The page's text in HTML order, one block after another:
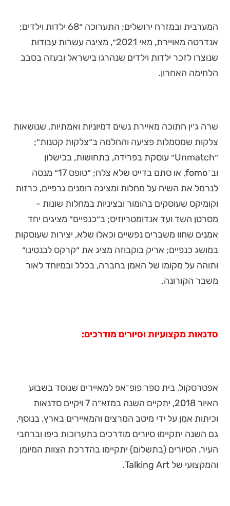
המערבית ובמזרח ירושלים; התערוכה ״68 ילדות וילדים:
אנדרטה מאויירת, מאי 2021״, מציגה עשרות עבודות
שנוצרו לזכר ילדות וילדים שנהרגו בישראל ובעזה בסבב
הלחימה האחרון.
שרה ג׳ין חתוכה מאיירת נשים דמיוניות ואמתיות, שנושאות
צלקות שמסמלות פציעה והחלמה ב״צלקות קטנות״;
״Unmatch״ עוסקת בפרידה, בתחושות, בכישלון
וב־fomo, או סתם בדייט שלא צלח; ״טופס 17״ מנסה
לנרמל את השיח על מחלות ומציגה רומנים גרפיים, כרזות
וקומיקס שעוסקים בהומור ובציניות במחלות שונות -
מסרטן השד ועד אנדומטריוזיס; ב״כנפיים״ מציגים יחד
אמנים שחוו משברים נפשיים וכאלו שלא, יצירות שעוסקות
במושג כנפיים; אריק בוקבוזה מציג את ״קרקס לבנטינו״
ותוהה על מקומו של האמן בחברה, בכלל ובמיוחד לאור
משבר הקורונה.
סדנאות מקצועיות וסיורים מודרכים:
אפטרסקול, בית ספר פופ־אפ למאיירים שנוסד בשבוע
האיור 2018, יתקיים השנה במזא״ה 7 ויקיים סדנאות
וכיתות אמן על ידי מיטב המרצים והמאיירים בארץ. בנוסף,
גם השנה יתקיימו סיורים מודרכים בתערוכות ביפו וברחבי
העיר. הסיורים (בתשלום) יתקיימו בהדרכת הצוות המיומן
והמקצועי של Talking Art.